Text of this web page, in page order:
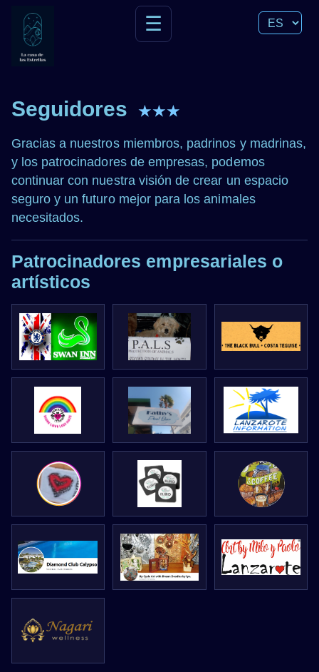
☰
Seguidores ★★★
Gracias a nuestros miembros, padrinos y madrinas,
y los patrocinadores de empresas, podemos
continuar con nuestra visión de crear un espacio
seguro y un futuro mejor para los animales
necesitados.
Patrocinadores empresariales o
artísticos